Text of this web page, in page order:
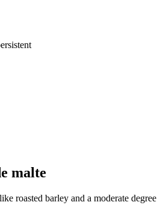
malte
roasted barley and a moderate degree